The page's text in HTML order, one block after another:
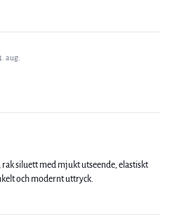
aug.
siluett med mjukt utseende, elastiskt
och modernt uttryck.